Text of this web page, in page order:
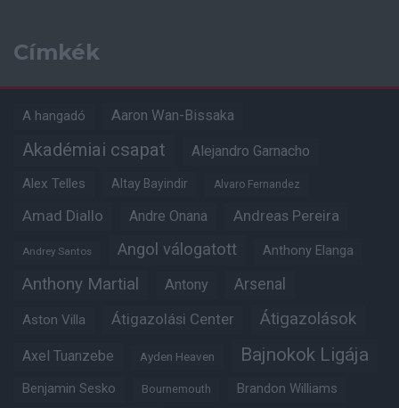
Címkék
A hangadó Aaron Wan-Bissaka
Akadémiai csapat Alejandro Garnacho
Alex Telles Altay Bayindir Alvaro Fernandez
Amad Diallo Andre Onana Andreas Pereira
Andrey Santos Angol válogatott Anthony Elanga
Anthony Martial Antony Arsenal
Aston Villa Átigazolási Center Átigazolások
Axel Tuanzebe Ayden Heaven Bajnokok Ligája
Benjamin Sesko Bournemouth Brandon Williams